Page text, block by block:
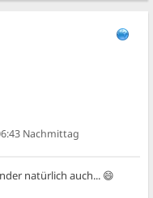
Nachmittag
natürlich auch... 😄